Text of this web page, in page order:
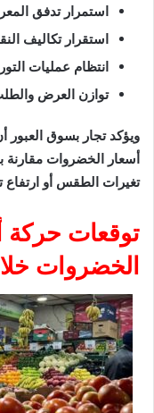
استمرار تدفق
استقرار تكاليف
انتظام عمليات
توازن العرض
ويؤكد تجار بسوق العبور
أسعار الخضروات مقارنة
تغيرات الطقس أو ارتفاع
توقعات حركة
الخضروات